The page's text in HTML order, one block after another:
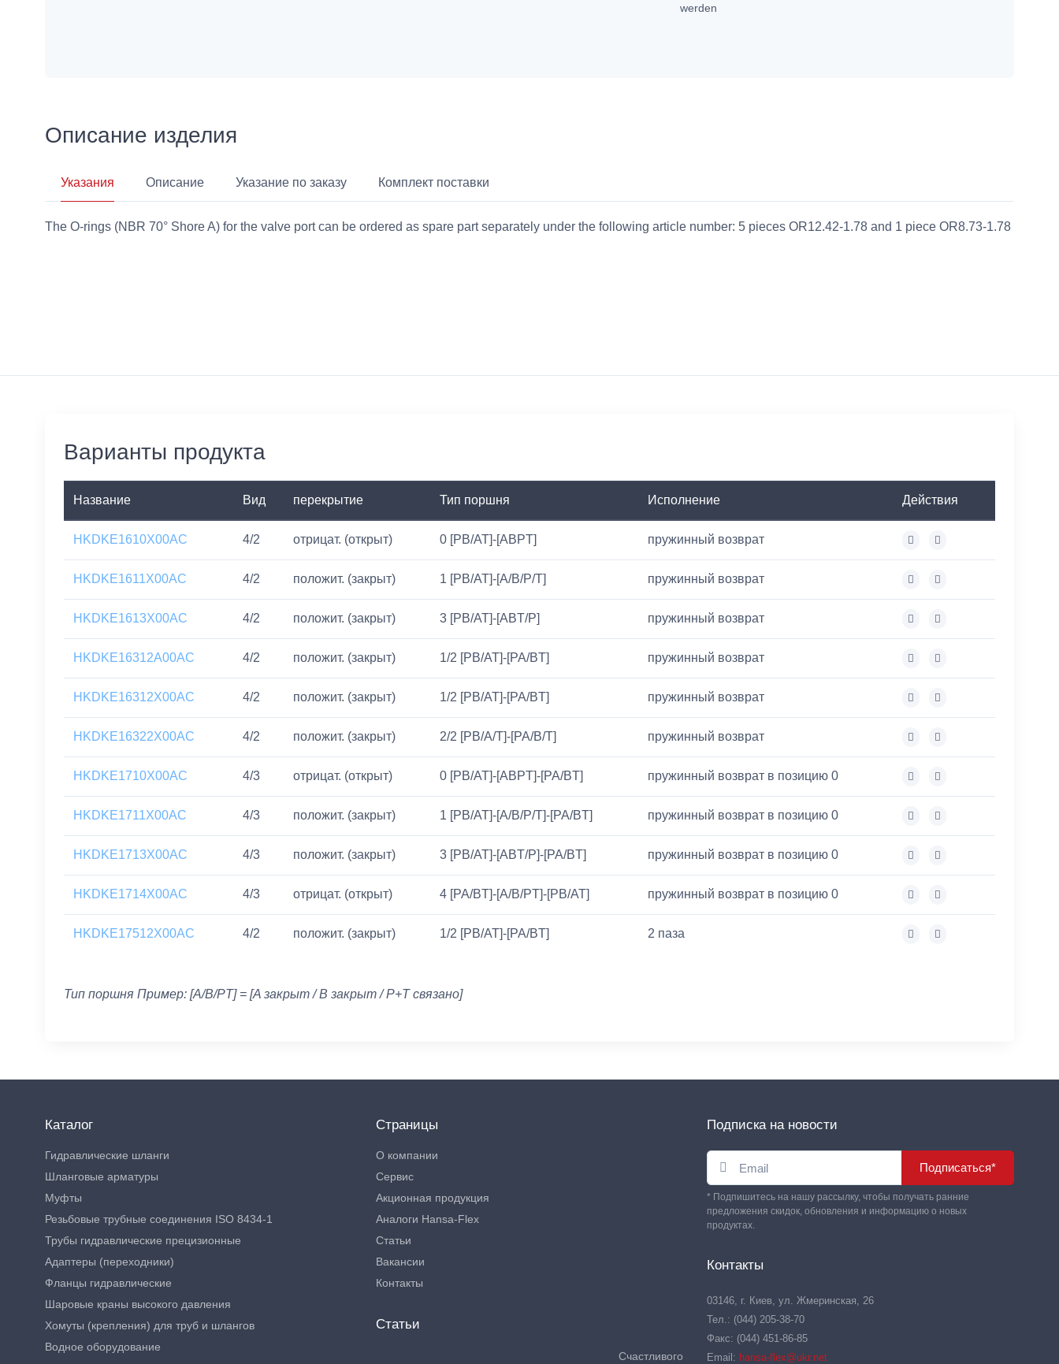
werden
Описание изделия
Указания Описание Указание по заказу Комплект поставки
The O-rings (NBR 70° Shore A) for the valve port can be ordered as spare part separately under the following article number: 5 pieces OR12.42-1.78 and 1 piece OR8.73-1.78
Варианты продукта
Название Вид перекрытие Тип поршня Исполнение Действия
HKDKE1610X00AC 4/2 отрицат. (открыт) 0 [PB/AT]-[ABPT] пружинный возврат
HKDKE1611X00AC 4/2 положит. (закрыт) 1 [PB/AT]-[A/B/P/T] пружинный возврат
HKDKE1613X00AC 4/2 положит. (закрыт) 3 [PB/AT]-[ABT/P] пружинный возврат
HKDKE16312A00AC 4/2 положит. (закрыт) 1/2 [PB/AT]-[PA/BT] пружинный возврат
HKDKE16312X00AC 4/2 положит. (закрыт) 1/2 [PB/AT]-[PA/BT] пружинный возврат
HKDKE16322X00AC 4/2 положит. (закрыт) 2/2 [PB/A/T]-[PA/B/T] пружинный возврат
HKDKE1710X00AC 4/3 отрицат. (открыт) 0 [PB/AT]-[ABPT]-[PA/BT] пружинный возврат в позицию 0
HKDKE1711X00AC 4/3 положит. (закрыт) 1 [PB/AT]-[A/B/P/T]-[PA/BT] пружинный возврат в позицию 0
HKDKE1713X00AC 4/3 положит. (закрыт) 3 [PB/AT]-[ABT/P]-[PA/BT] пружинный возврат в позицию 0
HKDKE1714X00AC 4/3 отрицат. (открыт) 4 [PA/BT]-[A/B/PT]-[PB/AT] пружинный возврат в позицию 0
HKDKE17512X00AC 4/2 положит. (закрыт) 1/2 [PB/AT]-[PA/BT] 2 паза
Тип поршня Пример: [A/B/PT] = [A закрыт / B закрыт / P+T связано]
Каталог
Гидравлические шланги
Шланговые арматуры
Муфты
Резьбовые трубные соединения ISO 8434-1
Трубы гидравлические прецизионные
Адаптеры (переходники)
Фланцы гидравлические
Шаровые краны высокого давления
Хомуты (крепления) для труб и шлангов
Водное оборудование
Страницы
О компании
Сервис
Акционная продукция
Аналоги Hansa-Flex
Статьи
Вакансии
Контакты
Статьи
Счастливого
Подписка на новости
Подписаться*
* Подпишитесь на нашу рассылку, чтобы получать ранние
предложения скидок, обновления и информацию о новых
продуктах.
Контакты
03146, г. Киев, ул. Жмеринская, 26
Тел.: (044) 205-38-70
Факс: (044) 451-86-85
Email: hansa-flex@ukr.net